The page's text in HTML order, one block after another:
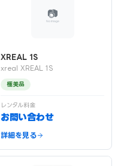
XREAL 1S
xreal XREAL 1S
極美品
レンタル料金
お問い合わせ
詳細を見る